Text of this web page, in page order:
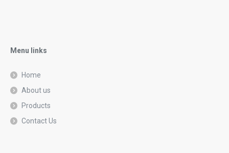
Menu links
Home
About us
Products
Contact Us